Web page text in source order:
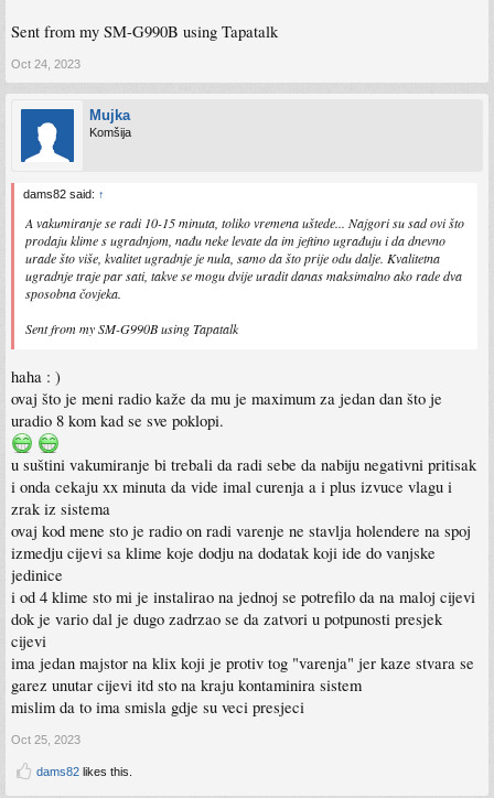
Sent from my SM-G990B using Tapatalk
Oct 24, 2023
Mujka
Komšija
dams82 said: ↑
A vakumiranje se radi 10-15 minuta, toliko vremena uštede... Najgori su sad ovi što
prodaju klime s ugradnjom, nađu neke levate da im jeftino ugrađuju i da dnevno
urade što više, kvalitet ugradnje je nula, samo da što prije odu dalje. Kvalitetna
ugradnje traje par sati, takve se mogu dvije uradit danas maksimalno ako rade dva
sposobna čovjeka.
Sent from my SM-G990B using Tapatalk
haha : )
ovaj što je meni radio kaže da mu je maximum za jedan dan što je
uradio 8 kom kad se sve poklopi.
u suštini vakumiranje bi trebali da radi sebe da nabiju negativni pritisak
i onda cekaju xx minuta da vide imal curenja a i plus izvuce vlagu i
zrak iz sistema
ovaj kod mene sto je radio on radi varenje ne stavlja holendere na spoj
izmedju cijevi sa klime koje dodju na dodatak koji ide do vanjske
jedinice
i od 4 klime sto mi je instalirao na jednoj se potrefilo da na maloj cijevi
dok je vario dal je dugo zadrzao se da zatvori u potpunosti presjek
cijevi
ima jedan majstor na klix koji je protiv tog "varenja" jer kaze stvara se
garez unutar cijevi itd sto na kraju kontaminira sistem
mislim da to ima smisla gdje su veci presjeci
Oct 25, 2023
dams82 likes this.